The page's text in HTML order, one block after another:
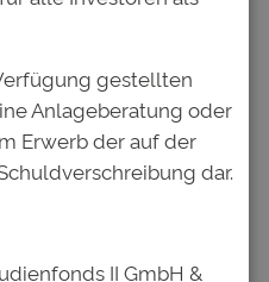
und
Browser für
Kommentar
gestellten
Anlageberatung oder
Erwerb der auf der
dar.
II GmbH &